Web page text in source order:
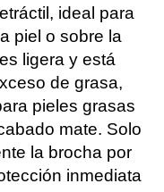
ideal para
piel o sobre la
ligera y está
de grasa,
pieles grasas
mate. Solo
la brocha por
inmediata